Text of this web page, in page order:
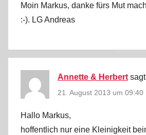
Moin Markus, danke fürs Mut
:-). LG Andreas
Annette & Herbert
21. August 2013 um 09:40
Hallo Markus,
hoffentlich nur eine Kleinigkeit